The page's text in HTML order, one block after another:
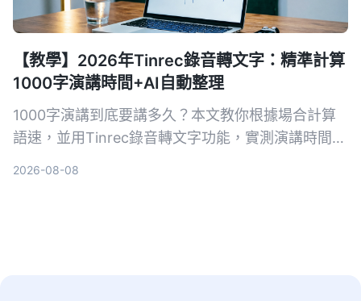
【教學】2026年Tinrec錄音轉文字：精準計算
1000字演講時間+AI自動整理
1000字演講到底要講多久？本文教你根據場合計算
語速，並用Tinrec錄音轉文字功能，實測演講時間、
2026-08-08